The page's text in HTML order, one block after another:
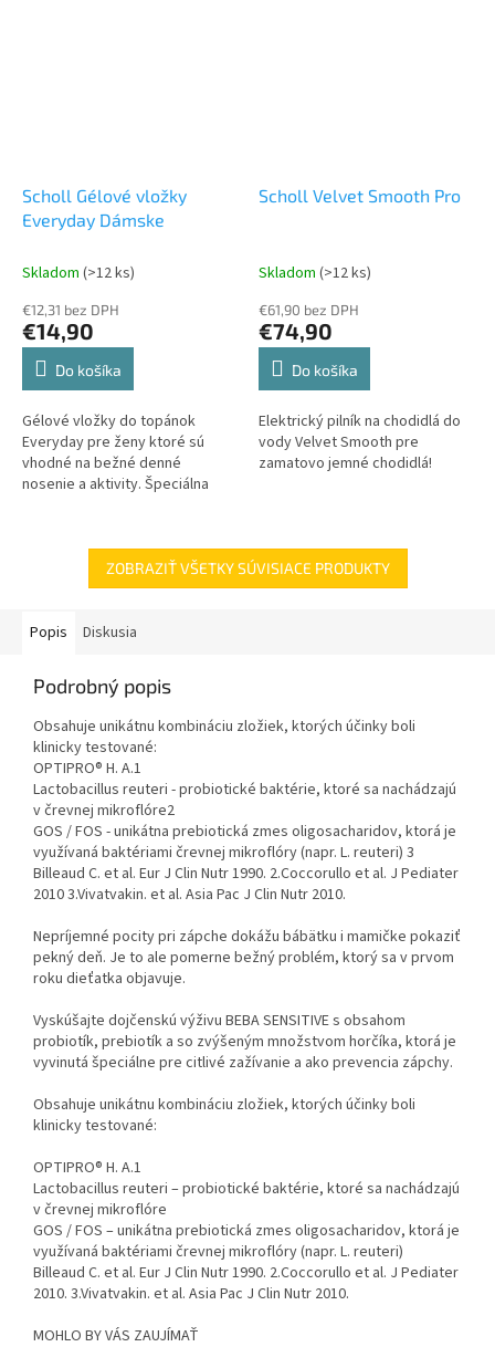
Scholl Gélové vložky
Everyday Dámske
Skladom (>12 ks)
€12,31 bez DPH
€14,90
Do košíka
Gélové vložky do topánok
Everyday pre ženy ktoré sú
vhodné na bežné denné
nosenie a aktivity. Špeciálna
Scholl Velvet Smooth Pro
Skladom (>12 ks)
€61,90 bez DPH
€74,90
Do košíka
Elektrický pilník na chodidlá do
vody Velvet Smooth pre
zamatovo jemné chodidlá!
ZOBRAZIŤ VŠETKY SÚVISIACE PRODUKTY
Popis Diskusia
Podrobný popis
Obsahuje unikátnu kombináciu zložiek, ktorých účinky boli
klinicky testované:
OPTIPRO® H. A.1
Lactobacillus reuteri - probiotické baktérie, ktoré sa nachádzajú
v črevnej mikroflóre2
GOS / FOS - unikátna prebiotická zmes oligosacharidov, ktorá je
využívaná baktériami črevnej mikroflóry (napr. L. reuteri) 3
Billeaud C. et al. Eur J Clin Nutr 1990. 2.Coccorullo et al. J Pediater
2010 3.Vivatvakin. et al. Asia Pac J Clin Nutr 2010.
Nepríjemné pocity pri zápche dokážu bábätku i mamičke pokaziť
pekný deň. Je to ale pomerne bežný problém, ktorý sa v prvom
roku dieťatka objavuje.
Vyskúšajte dojčenskú výživu BEBA SENSITIVE s obsahom
probiotík, prebiotík a so zvýšeným množstvom horčíka, ktorá je
vyvinutá špeciálne pre citlivé zažívanie a ako prevencia zápchy.
Obsahuje unikátnu kombináciu zložiek, ktorých účinky boli
klinicky testované:
OPTIPRO® H. A.1
Lactobacillus reuteri – probiotické baktérie, ktoré sa nachádzajú
v črevnej mikroflóre
GOS / FOS – unikátna prebiotická zmes oligosacharidov, ktorá je
využívaná baktériami črevnej mikroflóry (napr. L. reuteri)
Billeaud C. et al. Eur J Clin Nutr 1990. 2.Coccorullo et al. J Pediater
2010. 3.Vivatvakin. et al. Asia Pac J Clin Nutr 2010.
MOHLO BY VÁS ZAUJÍMAŤ